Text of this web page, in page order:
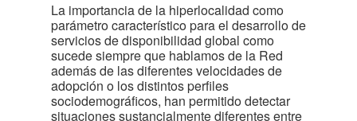
La importancia de la hiperlocalidad como
parámetro característico para el desarrollo de
servicios de disponibilidad global como
sucede siempre que hablamos de la Red
además de las diferentes velocidades de
adopción o los distintos perfiles
sociodemográficos, han permitido detectar
situaciones sustancialmente diferentes entre